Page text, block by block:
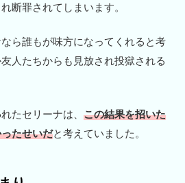
断罪されてしまいます。
ら誰もが味方になってくれると考
人たちからも見放され投獄される
たセリーナは、 この結果を招いた
たせいだと考えていました。